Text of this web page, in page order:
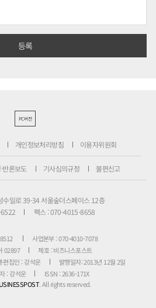
PC버전
개인정보처리방침 이용자위원회
반론보도 기사심의규정 불편신고
수일로 39-34 서울숲더스페이스 12층
팩스 : 070-4015-8658
사업본부 : 070-4010-7078
02897
제호 : 비즈니스포스트
·편집인 : 강석운
발행일자: 2013년 12월 2일
: 강석운
ISSN : 2636-171X
. All rights reserved.